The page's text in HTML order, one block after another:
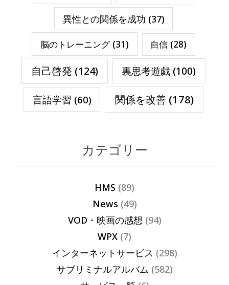
異性との関係を成功 (37)
脳のトレーニング(31) 自信 (28)
自己啓発 (124) 裏思考遊戯 (100)
言語学習 (60) 関係を改善(178)
カテゴリー
HMS (89)
News (49)
VOD・映画の感想 (94)
WPX (7)
インターネットサービス (298)
サブリミナルアルバム (582)